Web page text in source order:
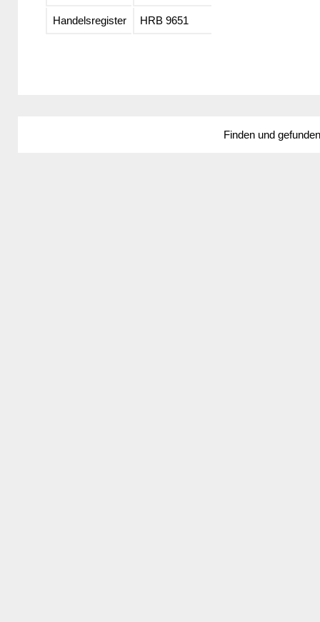
Handelsregister HRB 9651
Finden und